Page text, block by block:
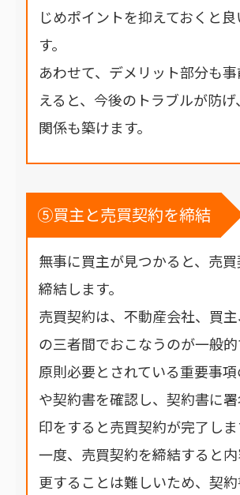
じめポイントを抑えておくと良
す。
あわせて、デメリット部分も
えると、今後のトラブルが防げ
関係も築けます。
⑤買主と売買契約を締結
無事に買主が見つかると、売
締結します。
売買契約は、不動産会社、買
の三者間でおこなうのが一般的
原則必要とされている重要事
や契約書を確認し、契約書に
印をすると売買契約が完了しま
一度、売買契約を締結すると
更することは難しいため、契